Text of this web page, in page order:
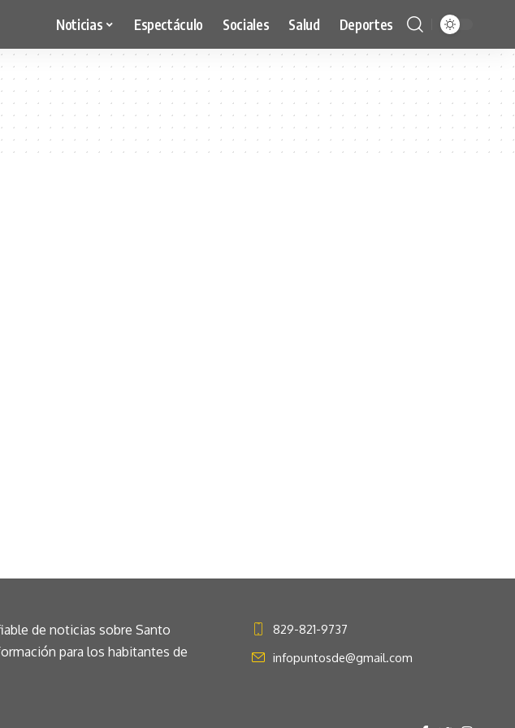
Noticias Espectáculo Sociales Salud Deportes
de noticias sobre Santo
para los habitantes de
829-821-9737
infopuntosde@gmail.com